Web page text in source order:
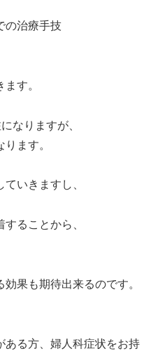
治療手技
す。
なりますが、
ます。
いきますし、
ることから、
果も期待出来るのです。
ある方、婦人科症状をお持